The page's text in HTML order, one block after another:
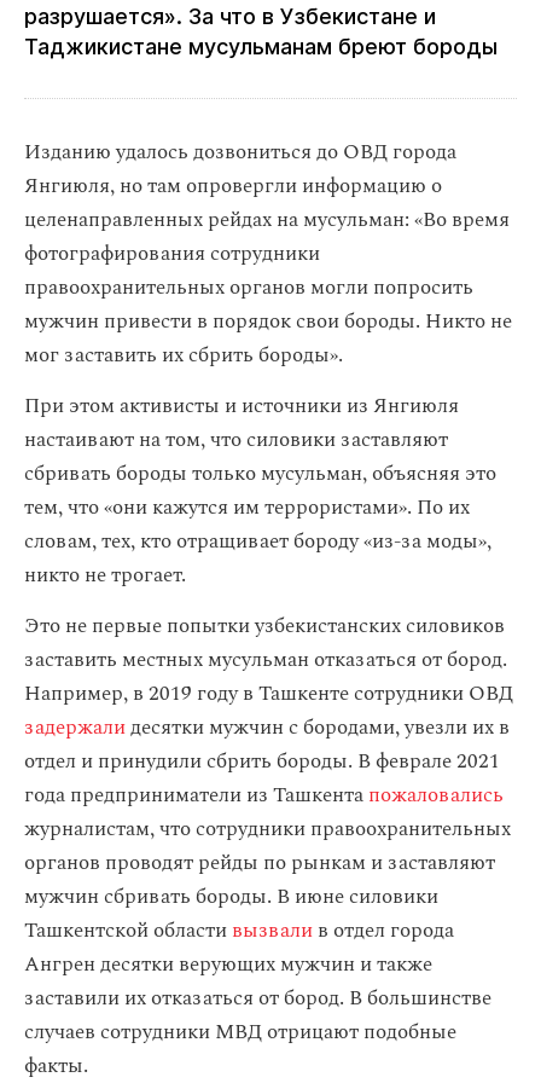
разрушается». За что в Узбекистане и
Таджикистане мусульманам бреют бороды
Изданию удалось дозвониться до ОВД города
Янгиюля, но там опровергли информацию о
целенаправленных рейдах на мусульман: «Во время
фотографирования сотрудники
правоохранительных органов могли попросить
мужчин привести в порядок свои бороды. Никто не
мог заставить их сбрить бороды».
При этом активисты и источники из Янгиюля
настаивают на том, что силовики заставляют
сбривать бороды только мусульман, объясняя это
тем, что «они кажутся им террористами». По их
словам, тех, кто отращивает бороду «из-за моды»,
никто не трогает.
Это не первые попытки узбекистанских силовиков
заставить местных мусульман отказаться от бород.
Например, в 2019 году в Ташкенте сотрудники ОВД
задержалидесятки мужчин с бородами, увезли их в
отдел и принудили сбрить бороды. В феврале 2021
года предприниматели из Ташкентапожаловались
журналистам, что сотрудники правоохранительных
органов проводят рейды по рынкам и заставляют
мужчин сбривать бороды. В июне силовики
Ташкентской областивызвалив отдел города
Ангрен десятки верующих мужчин и также
заставили их отказаться от бород. В большинстве
случаев сотрудники МВД отрицают подобные
факты.